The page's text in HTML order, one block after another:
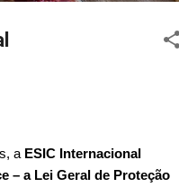
a ESIC Internacional
– a Lei Geral de Proteção